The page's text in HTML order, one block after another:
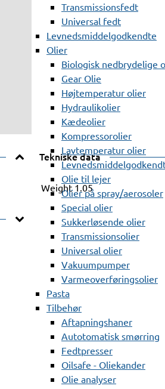
Transmissionsfedt
Universal fedt
Levnedsmiddelgodkendte
Olier
Biologisk nedbrydelige
Gear Olie
Højtemperatur olier
Hydraulikolier
Kædeolier
Kompressorolier
Lavtemperatur olier
Olie til lejer
Olier på spray/aerosoler
Special olier
Sukkerløsende olier
Transmissionsolier
Universal olier
Vakuumpumper
Varmeoverføringsolier
Pasta
Tilbehør
Aftapningshaner
Autotomatisk smørring
Fedtpresser
Oilsafe - Oliekander
Olie analyser
Tekniske data
Weight 1.05